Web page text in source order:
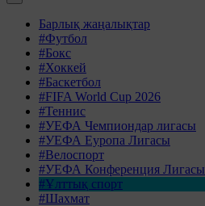
Барлық жаңалықтар
#Футбол
#Бокс
#Хоккей
#Баскетбол
#FIFA World Cup 2026
#Теннис
#УЕФА Чемпиондар лигасы
#УЕФА Еуропа Лигасы
#Велоспорт
#УЕФА Конференция Лигасы
#Ұлттық спорт
#Шахмат